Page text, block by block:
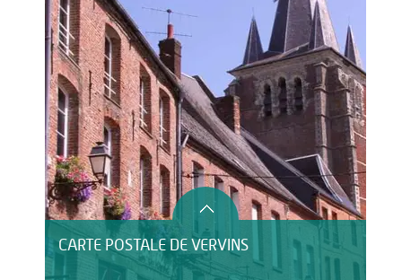
CARTE POSTALE DE VERVINS